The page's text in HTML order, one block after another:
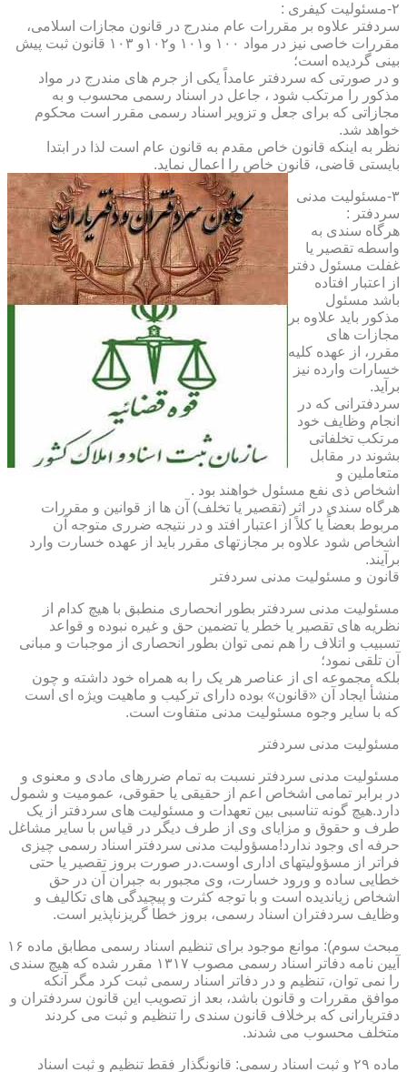
۲-مسئولیت کیفری :
سردفتر علاوه بر مقررات عام مندرج در قانون مجازات اسلامی،
مقررات خاصی نیز در مواد ۱۰۰ و۱۰۱ و۱۰۲و ۱۰۳ قانون ثبت پیش
بینی گردیده است؛
و در صورتی که سردفتر عامداً یکی از جرم های مندرج در مواد
مذکور را مرتکب شود ، جاعل در اسناد رسمی محسوب و به
مجازاتی که برای جعل و تزویر اسناد رسمی مقرر است محکوم
خواهد شد.
نظر به اینکه قانون خاص مقدم به قانون عام است لذا در ابتدا
بایستی قاضی، قانون خاص را اعمال نماید.
۳-مسئولیت مدنی
سردفتر :
هرگاه سندی به
واسطه تقصیر یا
غفلت مسئول دفتر
از اعتبار افتاده
باشد مسئول
مذکور باید علاوه بر
مجازات های
مقرر، از عهده کلیه
خسارات وارده نیز
برآید.
سردفترانی که در
انجام وظایف خود
مرتکب تخلفاتی
بشوند در مقابل
متعاملین و
اشخاص ذی نفع مسئول خواهند بود .
هرگاه سندی در اثر (تقصیر یا تخلف) آن ها از قوانین و مقررات
مربوط بعضاً یا کلاً از اعتبار افتد و در نتیجه ضرری متوجه آن
اشخاص شود علاوه بر مجازتهای مقرر باید از عهده خسارت وارد
برآیند.
قانون و مسئولیت مدنی سردفتر
مسئولیت مدنی سردفتر بطور انحصاری منطبق با هیچ کدام از
نظریه های تقصیر یا خطر یا تضمین حق و غیره نبوده و قواعد
تسبیب و اتلاف را هم نمی توان بطور انحصاری از موجبات و مبانی
آن تلقی نمود؛
بلکه مجموعه ای از عناصر هر یک را به همراه خود داشته و چون
منشأ ایجاد آن «قانون» بوده دارای ترکیب و ماهیت ویژه ای است
که با سایر وجوه مسئولیت مدنی متفاوت است.
مسئولیت مدنی سردفتر
مسئولیت مدنی سردفتر نسبت به تمام ضررهای مادی و معنوی و
در برابر تمامی اشخاص اعم از حقیقی یا حقوقی، عمومیت و شمول
دارد.هیچ گونه تناسبی بین تعهدات و مسئولیت های سردفتر از یک
طرف و حقوق و مزایای وی از طرف دیگر در قیاس با سایر مشاغل
حرفه ای وجود ندارد!مسؤولیت مدنی سردفتر اسناد رسمی چیزی
فراتر از مسؤولیتهای اداری اوست.در صورت بروز تقصیر یا حتی
خطایی ساده و ورود خسارت، وی مجبور به جبران آن در حق
اشخاص زیاندیده است و با توجه کثرت و پیچیدگی های تکالیف و
وظایف سردفتران اسناد رسمی، بروز خطا گریزناپذیر است.
مبحث سوم): موانع موجود برای تنظیم اسناد رسمی مطابق ماده ۱۶
آیین نامه دفاتر اسناد رسمی مصوب ۱۳۱۷ مقرر شده که هیچ سندی
را نمی توان، تنظیم و در دفاتر اسناد رسمی ثبت کرد مگر آنکه
موافق مقررات و قانون باشد، بعد از تصویب این قانون سردفتران و
دفتریارانی که برخلاف قانون سندی را تنظیم و ثبت می کردند
متخلف محسوب می شدند.
ماده ۲۹ و ثبت اسناد رسمی: قانونگذار فقط تنظیم و ثبت اسناد